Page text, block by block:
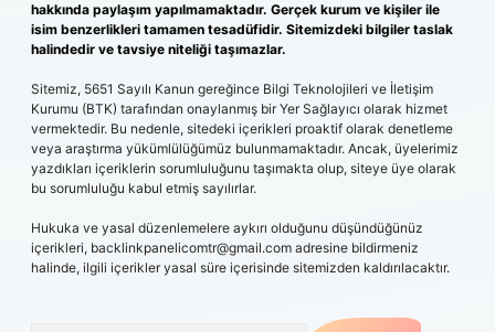
hakkında paylaşım yapılmamaktadır. Gerçek kurum ve kişiler ile
isim benzerlikleri tamamen tesadüfidir. Sitemizdeki bilgiler taslak
halindedir ve tavsiye niteliği taşımazlar.
Sitemiz, 5651 Sayılı Kanun gereğince Bilgi Teknolojileri ve İletişim
Kurumu (BTK) tarafından onaylanmış bir Yer Sağlayıcı olarak hizmet
vermektedir. Bu nedenle, sitedeki içerikleri proaktif olarak denetleme
veya araştırma yükümlülüğümüz bulunmamaktadır. Ancak, üyelerimiz
yazdıkları içeriklerin sorumluluğunu taşımakta olup, siteye üye olarak
bu sorumluluğu kabul etmiş sayılırlar.
Hukuka ve yasal düzenlemelere aykırı olduğunu düşündüğünüz
içerikleri, backlinkpanelicomtr@gmail.com adresine bildirmeniz
halinde, ilgili içerikler yasal süre içerisinde sitemizden kaldırılacaktır.